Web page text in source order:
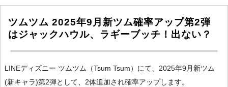
ツムツム 2025年9月新ツム確率アップ第2弾
はジャックハウル、ラギーブッチ！出ない？
LINEディズニー ツムツム（Tsum Tsum）にて、2025年9月新ツム
(新キャラ)第2弾として、2体追加され確率アップします。